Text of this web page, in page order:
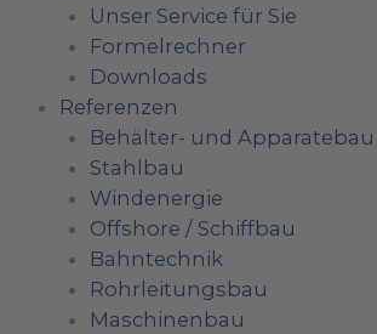
Unser Service für Sie
Formelrechner
Downloads
Referenzen
Behälter- und Apparatebau
Stahlbau
Windenergie
Offshore / Schiffbau
Bahntechnik
Rohrleitungsbau
Maschinenbau